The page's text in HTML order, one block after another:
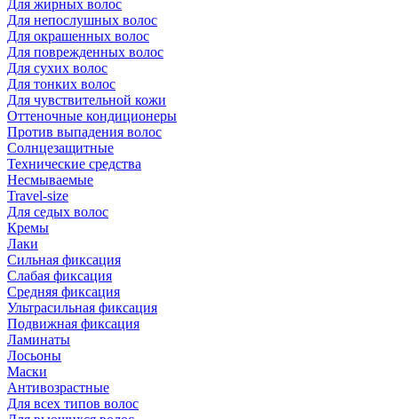
Для жирных волос
Для непослушных волос
Для окрашенных волос
Для поврежденных волос
Для сухих волос
Для тонких волос
Для чувствительной кожи
Оттеночные кондиционеры
Против выпадения волос
Солнцезащитные
Технические средства
Несмываемые
Travel-size
Для седых волос
Кремы
Лаки
Сильная фиксация
Слабая фиксация
Средняя фиксация
Ультрасильная фиксация
Подвижная фиксация
Ламинаты
Лосьоны
Маски
Антивозрастные
Для всех типов волос